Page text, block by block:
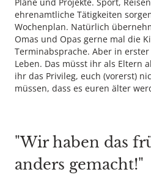
ehrenamtliche Tätigkeiten
Wochenplan. Natürlich
Omas und Opas gerne mal die
Terminabsprache. Aber in
Leben. Das müsst ihr als Eltern
ihr das Privileg, euch (vorerst)
müssen, dass es euren älter
"Wir haben das
anders gemacht!"